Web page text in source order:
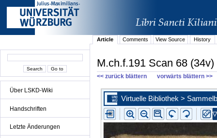
Über LSKD-Wiki
Handschriften
Letzte Änderungen
Article Comments View Source History
M.ch.f.191 Scan 68 (34v)
<< zurück blättern vorwärts blättern >>